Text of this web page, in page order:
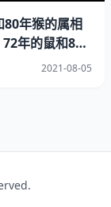
80年猴的属相
年的鼠和80
姻上好吗2021-08-05